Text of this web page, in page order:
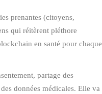
prenantes (citoyens,
qui réitèrent pléthore
en santé pour chaque
partage des
données médicales. Elle va